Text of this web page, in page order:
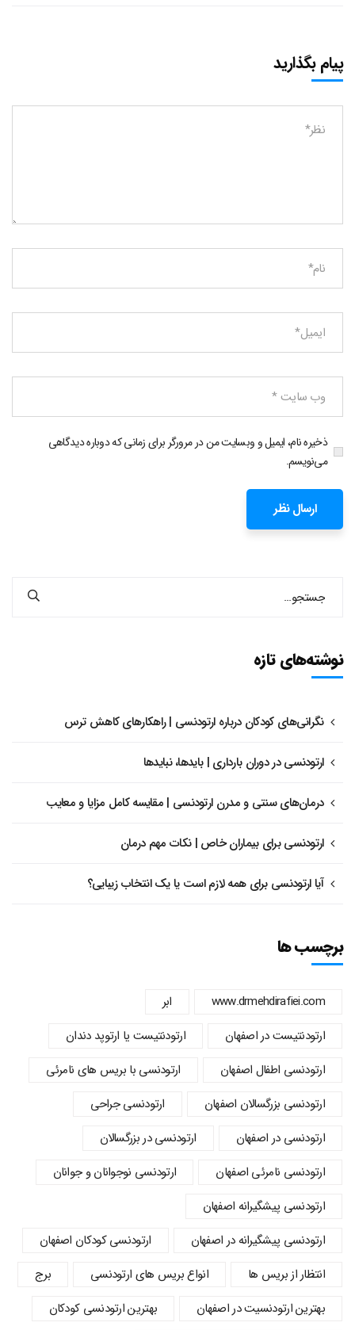
پیام بگذارید
ذخیره نام، ایمیل و وبسایت من در مرورگر برای زمانی که دوباره دیدگاهی
می‌نویسم.
نوشته‌های تازه
نگرانی‌های کودکان درباره ارتودنسی | راهکارهای کاهش ترس
ارتودنسی در دوران بارداری | بایدها، نبایدها
درمان‌های سنتی و مدرن ارتودنسی | مقایسه کامل مزایا و معایب
ارتودنسی برای بیماران خاص | نکات مهم درمان
آیا ارتودنسی برای همه لازم است یا یک انتخاب زیبایی؟
برچسب ها
www.drmehdirafiei.com
ابر
ارتودنتیست در اصفهان
ارتودنتیست یا ارتوپد دندان
ارتودنسي اطفال اصفهان
ارتودنسی با بریس های نامرئی
ارتودنسی بزرگسالان اصفهان
ارتودنسی جراحی
ارتودنسی در اصفهان
ارتودنسی در بزرگسالان
ارتودنسی نامرئی اصفهان
ارتودنسی نوجوانان و جوانان
ارتودنسی پیشگیرانه اصفهان
ارتودنسی پیشگیرانه در اصفهان
ارتودنسی کودکان اصفهان
انتظار از بریس ها
انواع بریس های ارتودنسی
برج
بهترین ارتودنسیت در اصفهان
بهترین ارتودنسی کودکان